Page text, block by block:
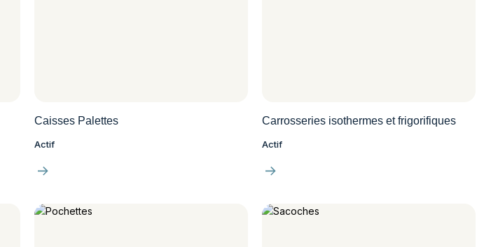
Caisses Palettes
Actif
Carrosseries isothermes et frigorifiques
Actif